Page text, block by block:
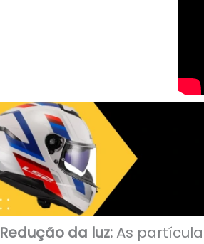
Redução da luz: As